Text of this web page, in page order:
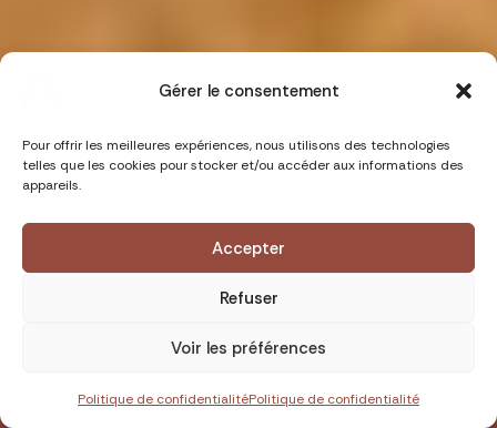
Gérer le consentement
Pour offrir les meilleures expériences, nous utilisons des technologies
telles que les cookies pour stocker et/ou accéder aux informations des
appareils.
Accepter
Refuser
Voir les préférences
Politique de confidentialitéPolitique de confidentialité
Durée : 10 jours Niveau :
pers max
Degré d'immersion :
Yoga : Vinyasa & yoga